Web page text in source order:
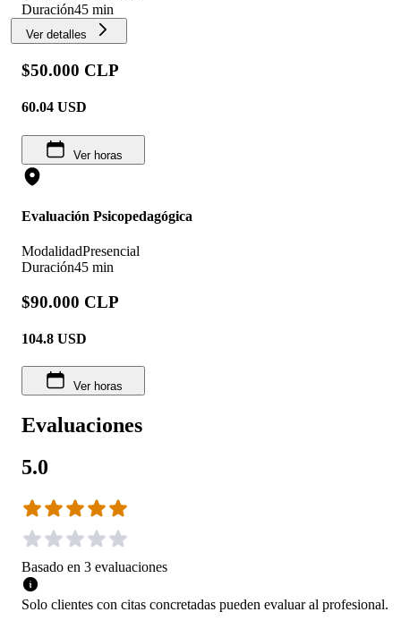
Duración45 min
Ver detalles
$50.000 CLP
60.04 USD
Ver horas
Evaluación Psicopedagógica
ModalidadPresencial
Duración45 min
$90.000 CLP
104.8 USD
Ver horas
Evaluaciones
5.0
Basado en 3 evaluaciones
Solo clientes con citas concretadas pueden evaluar al profesional.